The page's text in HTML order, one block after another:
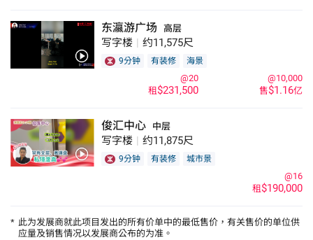
东瀛游广场 高层
写字楼 约11,575尺
9分钟 有装修 海景
售$1.16亿
@10,000
租$231,500
@20
俊汇中心 中层
写字楼 约11,875尺
9分钟 有装修 城市景
租$190,000
@16
* 此为发展商就此项目发出的所有价单中的最低售价，有关售价的单位供
应量及销售情况以发展商公布的为准。